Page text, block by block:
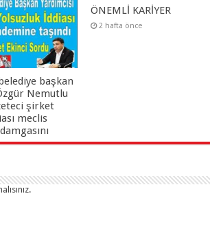
başkan
Nemutlu
şirket
meclis
ÖNEMLİ KARİYER
2 hafta önce
.